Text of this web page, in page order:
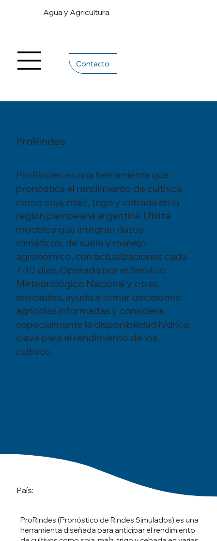
Agua y Agricultura
Contacto
ProRindes
ProRindes es una herramienta que
pronostica el rendimiento de cultivos
como soja, maíz, trigo y cebada en la
región pampeana argentina. Utiliza
modelos que integran datos
climáticos, de suelo y manejo
agronómico, con actualizaciones cada
7-10 días. Operada por el Servicio
Meteorológico Nacional y otras
entidades, ayuda a tomar decisiones
agrícolas informadas y considera
especialmente la disponibilidad hídrica,
clave para el rendimiento de los
cultivos.
País:
ProRindes (Pronóstico de Rindes Simulados) es una
herramienta diseñada para anticipar el rendimiento